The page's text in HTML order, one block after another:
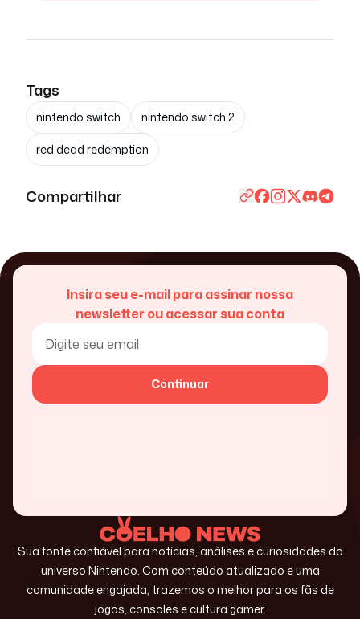
Tags
nintendo switch nintendo switch 2
red dead redemption
Compartilhar
Insira seu e-mail para assinar nossa
newsletter ou acessar sua conta
Continuar
Sua fonte confiável para notícias, análises e curiosidades do
universo Nintendo. Com conteúdo atualizado e uma
comunidade engajada, trazemos o melhor para os fãs de
jogos, consoles e cultura gamer.